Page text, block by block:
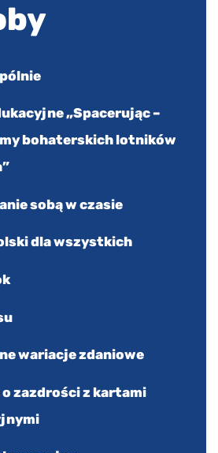
„Spacerując –
bohaterskich lotników
sobą w czasie
dla wszystkich
wariacje zdaniowe
zazdrości z kartami